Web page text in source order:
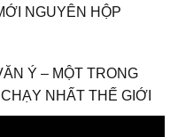
NGUYÊN HỘP
Ý – MỘT TRONG
NHẤT THẾ GIỚI